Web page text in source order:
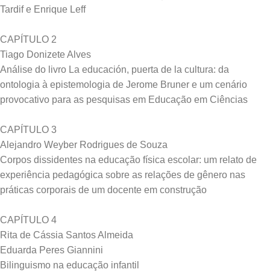
Tardif e Enrique Leff
CAPÍTULO 2
Tiago Donizete Alves
Análise do livro La educación, puerta de la cultura: da
ontologia à epistemologia de Jerome Bruner e um cenário
provocativo para as pesquisas em Educação em Ciências
CAPÍTULO 3
Alejandro Weyber Rodrigues de Souza
Corpos dissidentes na educação física escolar: um relato de
experiência pedagógica sobre as relações de gênero nas
práticas corporais de um docente em construção
CAPÍTULO 4
Rita de Cássia Santos Almeida
Eduarda Peres Giannini
Bilinguismo na educação infantil